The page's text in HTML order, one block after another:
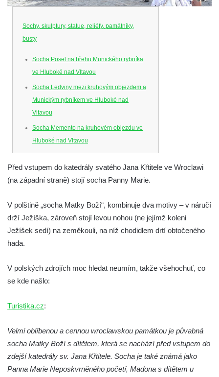
Sochy, skulptury, statue, reliéfy, památníky,
busty
Socha Posel na břehu Munického rybníka
ve Hluboké nad Vltavou
Socha Ledviny mezi kruhovým objezdem a
Munickým rybníkem ve Hluboké nad
Vltavou
Socha Memento na kruhovém objezdu ve
Hluboké nad Vltavou
Socha Smilodon v ZOO Hluboká
Socha Veledaněk v ZOO Hluboká
Socha Koroun bezzubý v ZOO Hluboká
Socha Plejtvák obrovský v ZOO Hluboká
Socha Medvěd jeskynní v ZOO Hluboká
Socha Orel v ZOO Hluboká
Socha Přátelství v ZOO Hluboká
Socha Kudlanka v ZOO Hluboká
Socha Vlčice s mládětem v ZOO Hluboká
Před vstupem do katedrály svatého Jana Křtitele ve Wroclawi
(na západní straně) stojí socha Panny Marie.
V polštině „socha Matky Boží“, kombinuje dva motivy – v náručí
drží Ježíška, zároveň stojí levou nohou (ne jejímž koleni
Ježíšek sedí) na zeměkouli, na níž chodidlem drtí obtočeného
hada.
V polských zdrojích moc hledat neumím, takže všehochuť, co
se kde našlo:
Turistika.cz:
Velmi oblíbenou a cennou wroclawskou památkou je půvabná
socha Matky Boží s dítětem, která se nachází před vstupem do
zdejší katedrály sv. Jana Křtitele. Socha je také známá jako
Panna Marie Neposkvrněného početí, Madona s dítětem u